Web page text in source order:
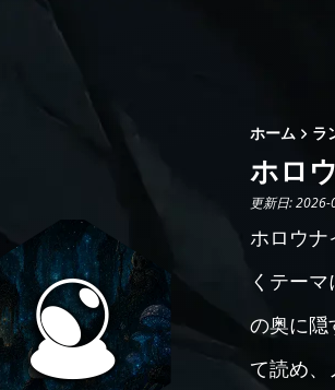
ホーム ラ
ホロ
更新日:
ホロウナ
くテー
の奥に隠
て読め